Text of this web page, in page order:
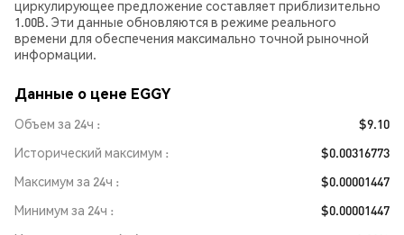
циркулирующее предложение составляет приблизительно
1.00B. Эти данные обновляются в режиме реального
времени для обеспечения максимально точной рыночной
информации.
Данные о цене EGGY
Объем за 24ч
$9.10
Исторический максимум
$0.00316773
Максимум за 24ч
$0.00001447
Минимум за 24ч
$0.00001447